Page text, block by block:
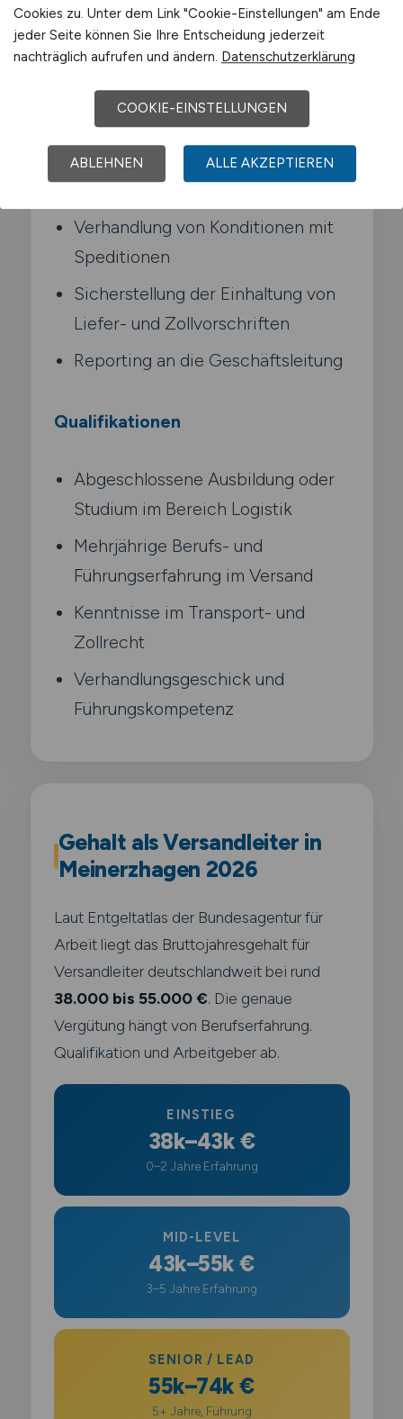
Typische Aufgaben in
Meinerzhagen
Führung und Einsatzplanung des
Versandteams
Optimierung der Versandprozesse
und Kostenkontrolle
Verhandlung von Konditionen mit
Speditionen
Sicherstellung der Einhaltung von
Liefer- und Zollvorschriften
Reporting an die Geschäftsleitung
Qualifikationen
Abgeschlossene Ausbildung oder
Studium im Bereich Logistik
Mehrjährige Berufs- und
Führungserfahrung im Versand
Kenntnisse im Transport- und
Zollrecht
Verhandlungsgeschick und
Führungskompetenz
Gehalt als Versandleiter in
Meinerzhagen 2026
Laut Entgeltatlas der Bundesagentur für
Arbeit liegt das Bruttojahresgehalt für
Versandleiter deutschlandweit bei rund
38.000 bis 55.000 €. Die genaue
Vergütung hängt von Berufserfahrung.
Qualifikation und Arbeitgeber ab.
EINSTIEG
38k–43k €
0–2 Jahre Erfahrung
MID-LEVEL
43k–55k €
3–5 Jahre Erfahrung
SENIOR / LEAD
55k–74k €
5+ Jahre, Führung
Cookies zu. Unter dem Link "Cookie-Einstellungen" am Ende
jeder Seite können Sie Ihre Entscheidung jederzeit
nachträglich aufrufen und ändern. Datenschutzerklärung
COOKIE-EINSTELLUNGEN
ABLEHNEN ALLE AKZEPTIEREN